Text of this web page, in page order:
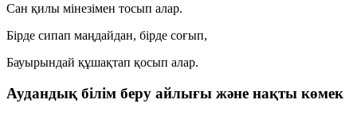
Сан қилы мінезімен тосып алар.
Бірде сипап маңдайдан, бірде соғып,
Бауырындай құшақтап қосып алар.
Аудандық білім беру айлығы және нақты көмек